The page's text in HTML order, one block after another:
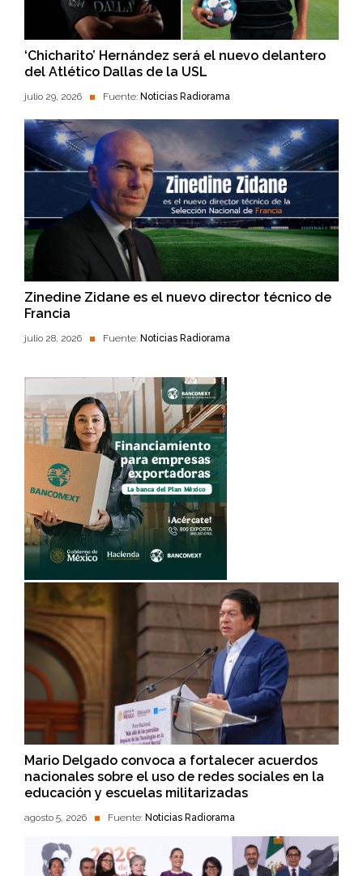
‘Chicharito’ Hernández será el nuevo delantero
del Atlético Dallas de la USL
julio 29, 2026 Fuente: Noticias Radiorama
Zinedine Zidane es el nuevo director técnico de
Francia
julio 28, 2026 Fuente: Noticias Radiorama
Mario Delgado convoca a fortalecer acuerdos
nacionales sobre el uso de redes sociales en la
educación y escuelas militarizadas
agosto 5, 2026 Fuente: Noticias Radiorama